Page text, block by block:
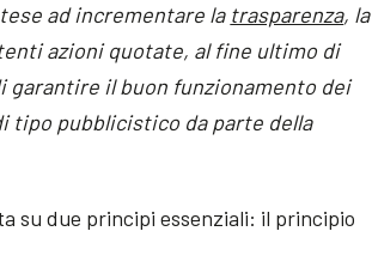
tese ad incrementare la trasparenza, la
azioni quotate, al fine ultimo di
garantire il buon funzionamento dei
tipo pubblicistico da parte della
su due principi essenziali: il principio